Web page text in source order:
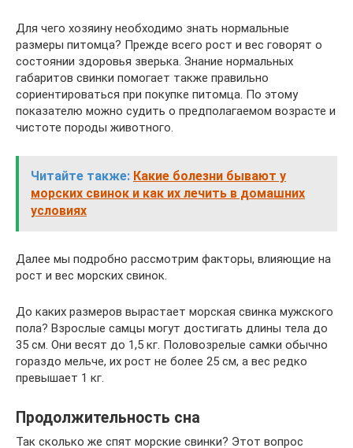
Для чего хозяину необходимо знать нормальные
размеры питомца? Прежде всего рост и вес говорят о
состоянии здоровья зверька. Знание нормальных
габаритов свинки помогает также правильно
сориентироваться при покупке питомца. По этому
показателю можно судить о предполагаемом возрасте и
чистоте породы животного.
Читайте также: Какие болезни бывают у
морских свинок и как их лечить в домашних
условиях
Далее мы подробно рассмотрим факторы, влияющие на
рост и вес морских свинок.
До каких размеров вырастает морская свинка мужского
пола? Взрослые самцы могут достигать длины тела до
35 см. Они весят до 1,5 кг. Половозрелые самки обычно
гораздо мельче, их рост не более 25 см, а вес редко
превышает 1 кг.
Продолжительность сна
Так сколько же спят морские свинки? Этот вопрос